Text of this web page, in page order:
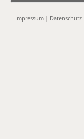
Impressum | Datenschutz